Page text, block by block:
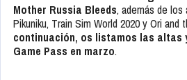
Mother Russia Bleeds, además de
Pikuniku, Train Sim World 2020 y Ori and
continuación, os listamos las altas
Game Pass en marzo.